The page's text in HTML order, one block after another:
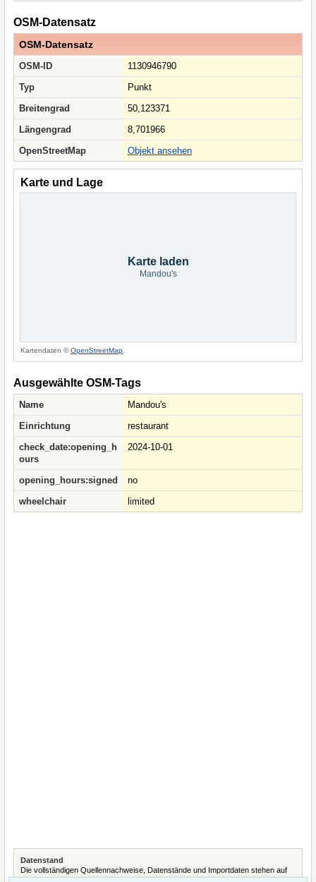
OSM-Datensatz
OSM-Datensatz
OSM-ID
1130946790
Typ
Punkt
Breitengrad
50,123371
Längengrad
8,701966
OpenStreetMap
Objekt ansehen
Karte und Lage
Karte laden
Mandou's
Kartendaten ©OpenStreetMap
Ausgewählte OSM-Tags
Name
Mandou's
Einrichtung
restaurant
check_date:opening_h
ours
2024-10-01
opening_hours:signed
no
wheelchair
limited
Datenstand
Die vollständigen Quellennachweise, Datenstände und Importdaten stehen auf
der SeiteQuellennachweise und Datenimporte.